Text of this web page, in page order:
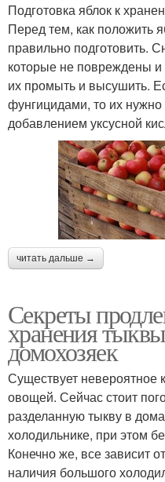
Подготовка яблок к
Перед тем, как положить
правильно подготовить.
которые не повреждены
их промыть и высушить.
фунгицидами, то их
добавлением уксусной
читать дальше →
Секреты
хранения
домохозяек
Существует невероятное
овощей. Сейчас стоит
разделанную тыкву в
холодильнике, при этом
Конечно же, все зависит
наличия большого